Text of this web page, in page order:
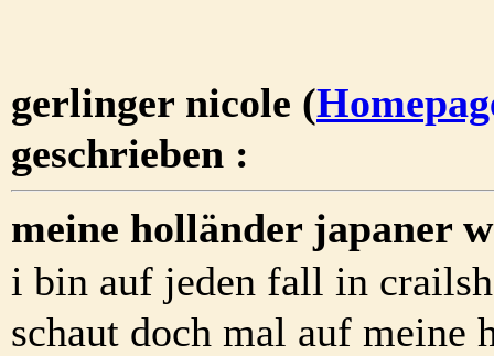
gerlinger nicole (
geschrieben :
meine holländer japaner
i bin auf jeden fall in
schaut doch mal auf meine